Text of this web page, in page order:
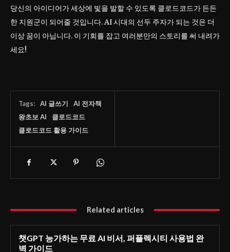
당신의 아이디어가 세상에 빛을 발할 수 있도록 클로드코드가 든든
한 지원군이 되어줄 것입니다. AI 시대의 선두 주자가 되는 것은 더
이상 꿈이 아닙니다. 이 기회를 잡고 여러분만의 스토리를 써 내려가
세요!
Tags: AI 글쓰기
AI 전자책
왕초보 AI
클로드코드
클로드코드 활용 가이드
Related articles
챗GPT 능가하는 무료 AI 비서, 퍼플렉시티 사용법 완
벽 가이드